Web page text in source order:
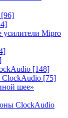
[96]
Mipro
[148]
[75]
шее»
ClockAudio